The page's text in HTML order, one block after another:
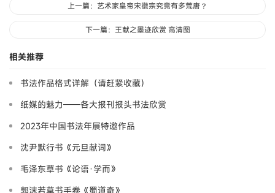
上一篇：艺术家皇帝宋徽宗究竟有多荒唐？
下一篇：王献之墨迹欣赏 高清图
相关推荐
书法作品格式详解（请赶紧收藏）
纸媒的魅力——各大报刊报头书法欣赏
2023年中国书法年展特邀作品
沈尹默行书《元旦献词》
毛泽东草书《论语·学而》
郭沫若草书手卷《蜀道奇》